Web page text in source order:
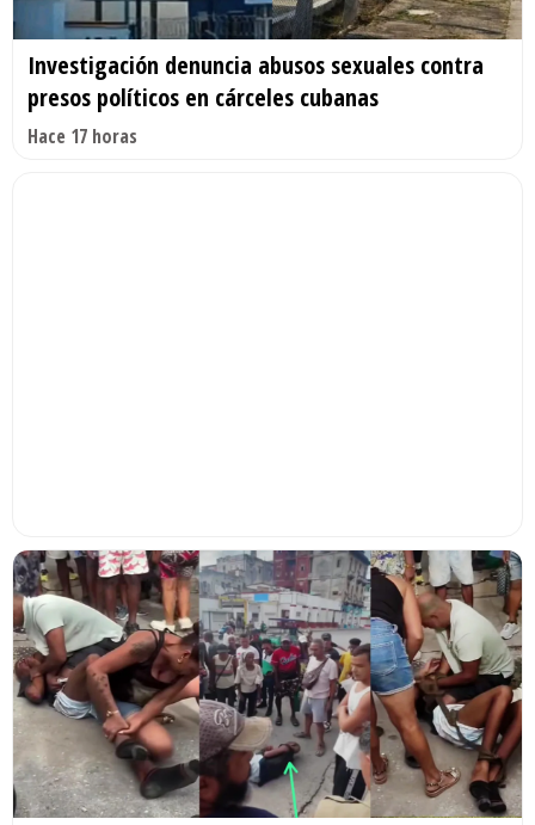
Investigación denuncia abusos sexuales contra
presos políticos en cárceles cubanas
Hace 17 horas